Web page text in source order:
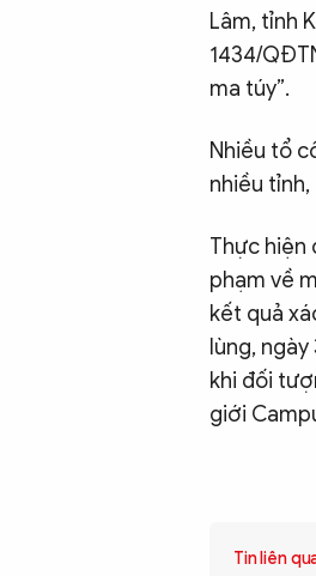
Lâm, tỉnh
1434/
ma túy”.
Nhiều tổ
nhiều
Thực hiện
phạm về
kết quả
lùng,
khi đối
giới
Tin liên